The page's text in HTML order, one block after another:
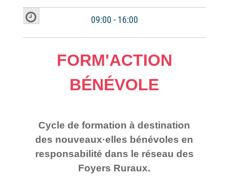
09:00 - 16:00
FORM'ACTION
BÉNÉVOLE
Cycle de formation à destination
des nouveaux·elles bénévoles en
responsabilité dans le réseau des
Foyers Ruraux.